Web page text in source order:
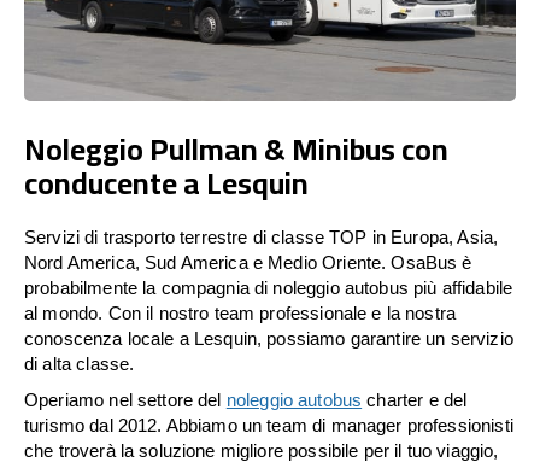
Noleggio Pullman & Minibus con
conducente a Lesquin
Servizi di trasporto terrestre di classe TOP in Europa, Asia,
Nord America, Sud America e Medio Oriente. OsaBus è
probabilmente la compagnia di noleggio autobus più affidabile
al mondo. Con il nostro team professionale e la nostra
conoscenza locale a Lesquin, possiamo garantire un servizio
di alta classe.
Operiamo nel settore del noleggio autobus charter e del
turismo dal 2012. Abbiamo un team di manager professionisti
che troverà la soluzione migliore possibile per il tuo viaggio,